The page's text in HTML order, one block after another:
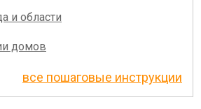
и области
домов
все пошаговые инструкции